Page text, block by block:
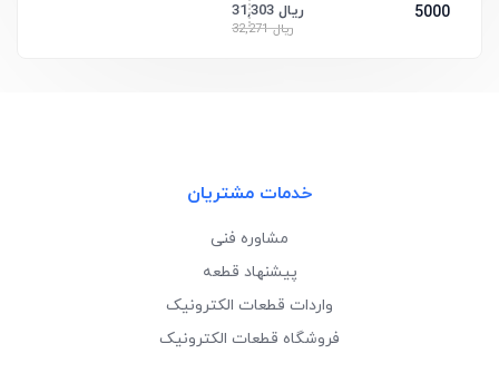
5000 31,303 ریال
32,271 ریال
خدمات مشتریان
مشاوره فنی
پیشنهاد قطعه
واردات قطعات الکترونیک
فروشگاه قطعات الکترونیک